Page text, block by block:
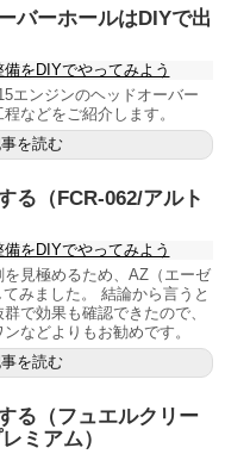
バーホールはDIYで出
備をDIYでやってみよう
エンジンのヘッドオーバー
などをご紹介します。
を読む
る（FCR-062/アルト
備をDIYでやってみよう
見極めるため、AZ（エーゼ
みました。 結論から言うと
で効果も確認できたので、
などよりもお勧めです。
を読む
る（フュエルクリー
ミアム）